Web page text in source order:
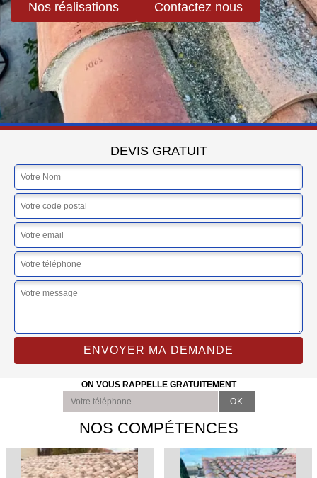
Nos réalisations Contactez nous
DEVIS GRATUIT
ON VOUS RAPPELLE GRATUITEMENT
NOS COMPÉTENCES